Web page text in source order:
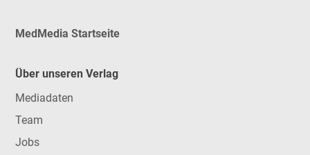
MedMedia Startseite
Über unseren Verlag
Mediadaten
Team
Jobs